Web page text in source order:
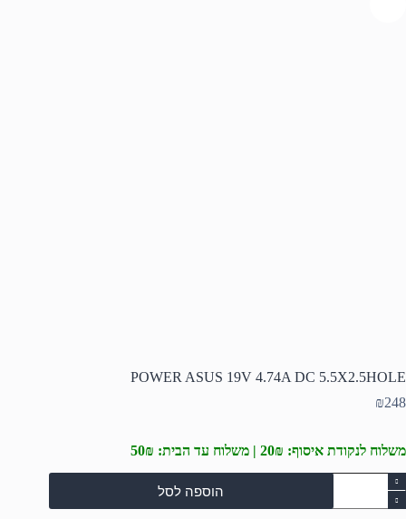
POWER ASUS 19V 4.74A DC 5.5X2.5HOLE
₪248
משלוח לנקודת איסוף: 20₪ | משלוח עד הבית: 50₪
כמות
של
POWER
הוספה לסל